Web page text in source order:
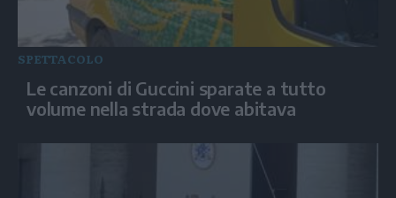
SPETTACOLO
Le canzoni di Guccini sparate a tutto
volume nella strada dove abitava